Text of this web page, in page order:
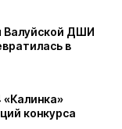
Валуйской ДШИ
в
конкурса